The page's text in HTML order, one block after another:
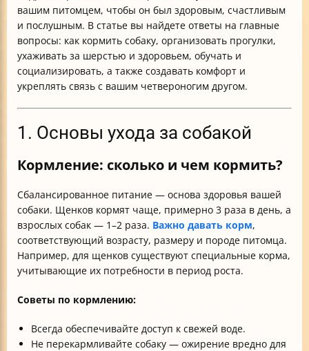
вашим питомцем, чтобы он был здоровым, счастливым
и послушным. В статье вы найдете ответы на главные
вопросы: как кормить собаку, организовать прогулки,
ухаживать за шерстью и здоровьем, обучать и
социализировать, а также создавать комфорт и
укреплять связь с вашим четвероногим другом.
1. Основы ухода за собакой
Кормление: сколько и чем кормить?
Сбалансированное питание — основа здоровья вашей
собаки. Щенков кормят чаще, примерно 3 раза в день, а
взрослых собак — 1–2 раза. Важно давать корм,
соответствующий возрасту, размеру и породе питомца.
Например, для щенков существуют специальные корма,
учитывающие их потребности в период роста.
Советы по кормлению:
Всегда обеспечивайте доступ к свежей воде.
Не перекармливайте собаку — ожирение вредно для